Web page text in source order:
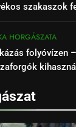
szakaszok
HORGÁSZATA
folyóvízen